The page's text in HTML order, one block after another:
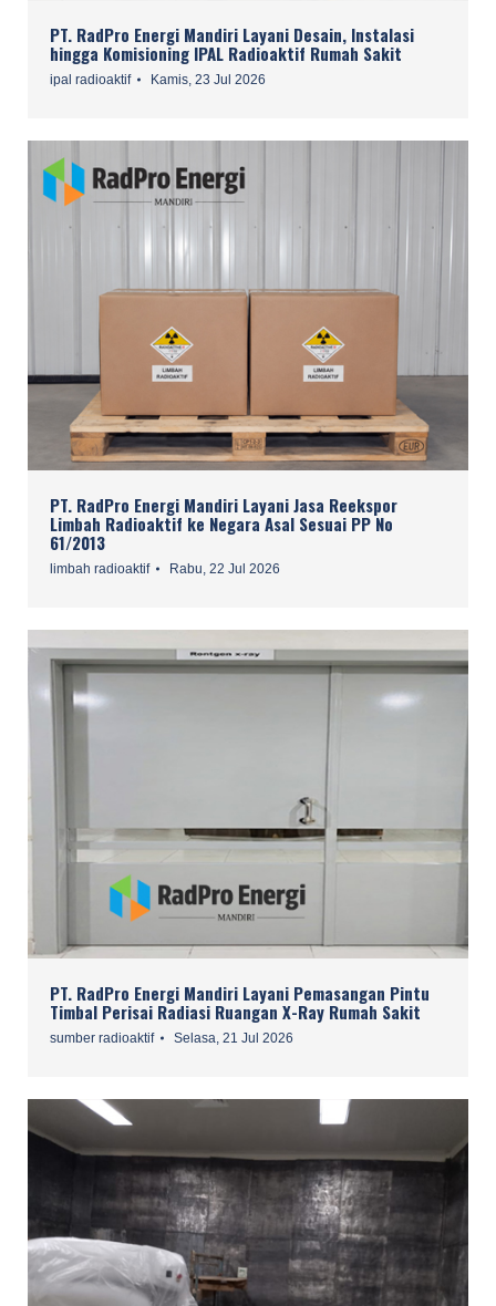
PT. RadPro Energi Mandiri Layani Desain, Instalasi
hingga Komisioning IPAL Radioaktif Rumah Sakit
ipal radioaktif Kamis, 23 Jul 2026
PT. RadPro Energi Mandiri Layani Jasa Reekspor
Limbah Radioaktif ke Negara Asal Sesuai PP No
61/2013
limbah radioaktif Rabu, 22 Jul 2026
PT. RadPro Energi Mandiri Layani Pemasangan Pintu
Timbal Perisai Radiasi Ruangan X-Ray Rumah Sakit
sumber radioaktif Selasa, 21 Jul 2026